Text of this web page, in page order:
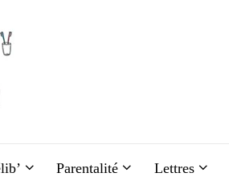
Parentalité Lettres